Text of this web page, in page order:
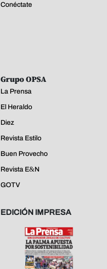
Conéctate
Grupo OPSA
La Prensa
El Heraldo
Diez
Revista Estilo
Buen Provecho
Revista E&N
GOTV
EDICIÓN IMPRESA